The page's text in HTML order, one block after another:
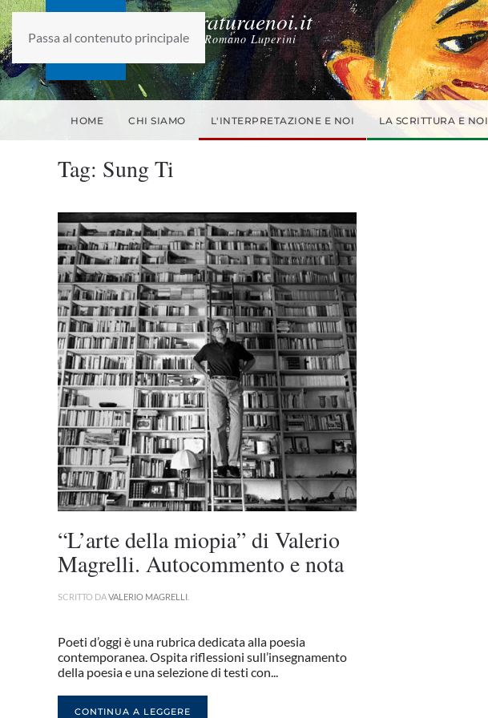
Passa al contenuto principale
laletteraturaenoi.it
fondato da Romano Luperini
HOME CHI SIAMO L'INTERPRETAZIONE E NOI LA SCRITTURA E NOI
Tag: Sung Ti
“L’arte della miopia” di Valerio
Magrelli. Autocommento e nota
SCRITTO DAVALERIO MAGRELLI
Poeti d’oggi è una rubrica dedicata alla poesia
contemporanea. Ospita riflessioni sull’insegnamento
della poesia e una selezione di testi con...
CONTINUA A LEGGERE